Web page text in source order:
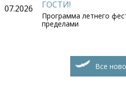
07.2026
ГОСТИ!
Программа летнего
пределами
Все